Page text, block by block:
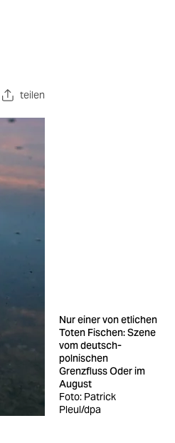
teilen
Nur einer von etlichen
Toten Fischen: Szene
vom deutsch-
polnischen
Grenzfluss Oder im
August
Foto: Patrick
Pleul/dpa